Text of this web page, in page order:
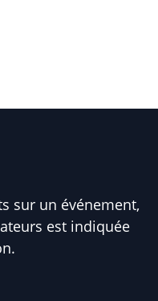
sur un événement,
est indiquée